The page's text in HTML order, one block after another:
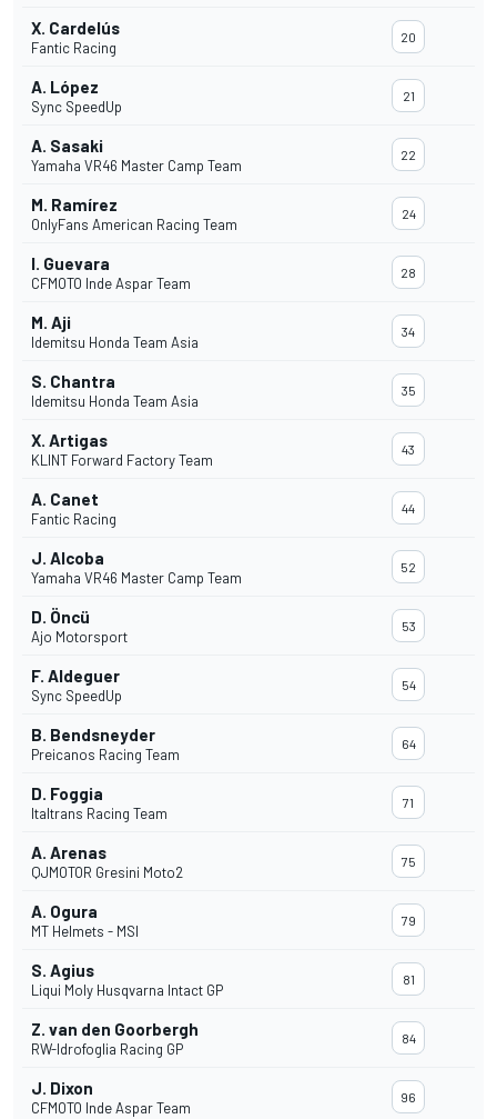
X. Cardelús
Fantic Racing
20
A. López
Sync SpeedUp
21
A. Sasaki
Yamaha VR46 Master Camp Team
22
M. Ramírez
OnlyFans American Racing Team
24
I. Guevara
CFMOTO Inde Aspar Team
28
M. Aji
Idemitsu Honda Team Asia
34
S. Chantra
Idemitsu Honda Team Asia
35
X. Artigas
KLINT Forward Factory Team
43
A. Canet
Fantic Racing
44
J. Alcoba
Yamaha VR46 Master Camp Team
52
D. Öncü
Ajo Motorsport
53
F. Aldeguer
Sync SpeedUp
54
B. Bendsneyder
Preicanos Racing Team
64
D. Foggia
Italtrans Racing Team
71
A. Arenas
QJMOTOR Gresini Moto2
75
A. Ogura
MT Helmets - MSI
79
S. Agius
Liqui Moly Husqvarna Intact GP
81
Z. van den Goorbergh
RW-Idrofoglia Racing GP
84
J. Dixon
CFMOTO Inde Aspar Team
96